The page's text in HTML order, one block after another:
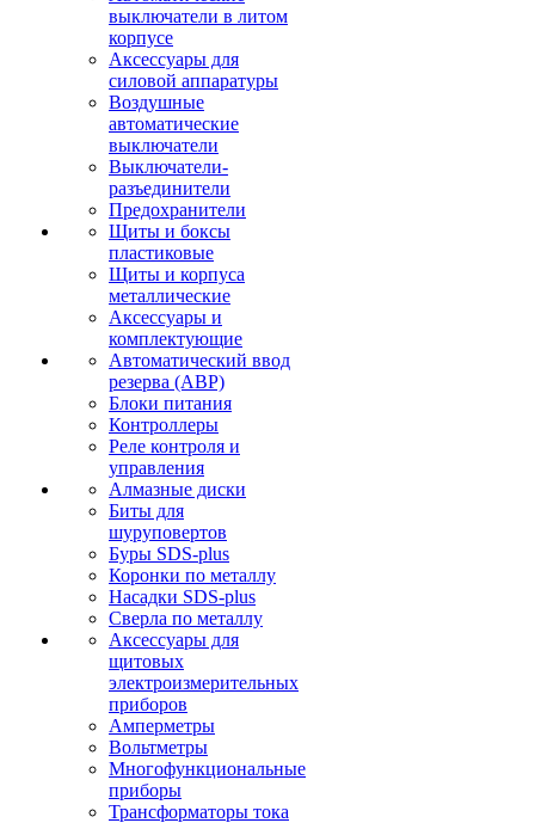
выключатели в литом
корпусе
Аксессуары для
силовой аппаратуры
Воздушные
автоматические
выключатели
Выключатели-
разъединители
Предохранители
Щиты и боксы
пластиковые
Щиты и корпуса
металлические
Аксессуары и
комплектующие
Автоматический ввод
резерва (АВР)
Блоки питания
Контроллеры
Реле контроля и
управления
Алмазные диски
Биты для
шуруповертов
Буры SDS-plus
Коронки по металлу
Насадки SDS-plus
Сверла по металлу
Аксессуары для
щитовых
электроизмерительных
приборов
Амперметры
Вольтметры
Многофункциональные
приборы
Трансформаторы тока